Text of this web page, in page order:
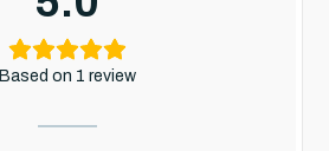
Based on 1 review